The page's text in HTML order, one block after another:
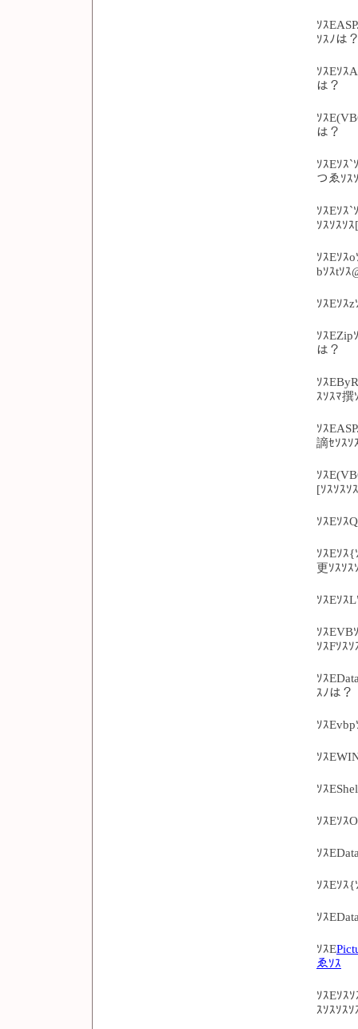
ｿｽ
ｿｽﾉは
ｿｽEｿｽ
は？
ｿｽ
は？
ｿｽEｿｽ`
つゑｿｽ
ｿｽEｿｽ`
ｿｽｿｽｿ
ｿｽEｿｽ
bｿｽtｿｽ
ｿｽEｿｽ
ｿｽEZip
は？
ｿｽ
ｽｿｽﾏ撰
ｿｽ
謫ｾｿｽｿ
ｿｽ
[ｿｽｿｽｿ
ｿｽEｿｽ
ｿｽEｿｽ{
更ｿｽｿｽ
ｿｽEｿｽ
ｿｽEVB
ｿｽFｿｽ
ｿｽ
ｽﾉは？
ｿｽ
ｿｽ
ｿｽ
ｿｽEｿｽ
ｿｽ
ｿｽEｿｽ{
ｿｽ
ｿｽE
ゑｿｽ
ｿｽEｿｽ
ｽｿｽｿｽ